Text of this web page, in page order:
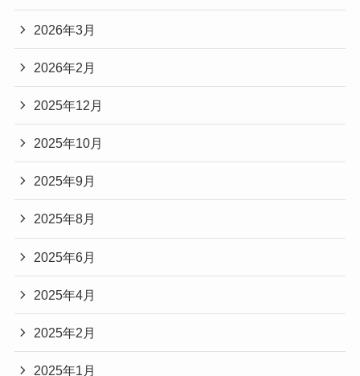
2026年3月
2026年2月
2025年12月
2025年10月
2025年9月
2025年8月
2025年6月
2025年4月
2025年2月
2025年1月